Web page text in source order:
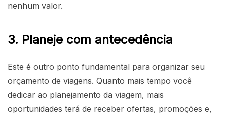
nenhum valor.
3. Planeje com antecedência
Este é outro ponto fundamental para organizar seu
orçamento de viagens. Quanto mais tempo você
dedicar ao planejamento da viagem, mais
oportunidades terá de receber ofertas, promoções e,